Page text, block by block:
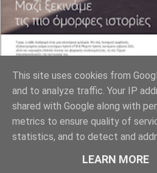
ΛΥΜΠΕΡΟΠΟΥΛΟΣ
This site uses cookies from
and to analyze traffic. Your IP
shared with Google along with
metrics to ensure quality of
statistics, and to detect and
LEARN MORE